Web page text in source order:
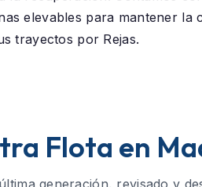
elevables para mantener la
trayectos por Rejas.
Flota en